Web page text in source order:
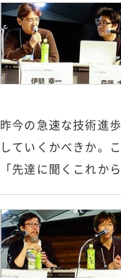
昨今の急速な技術進
していくかべきか。
「先達に聞くこれ